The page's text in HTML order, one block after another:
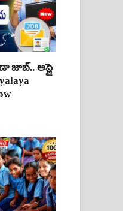
జాబ్.. అప్లై